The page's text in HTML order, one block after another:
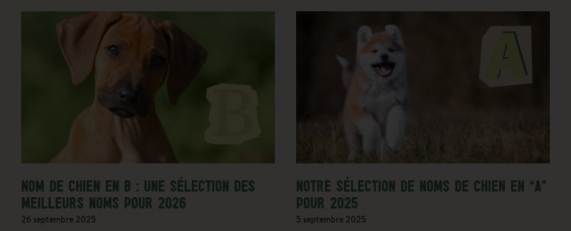
NOM DE CHIEN EN B : UNE SÉLECTION DES
MEILLEURS NOMS POUR 2026
26 septembre 2025
NOTRE SÉLECTION DE NOMS DE CHIEN EN “A”
POUR 2025
5 septembre 2025